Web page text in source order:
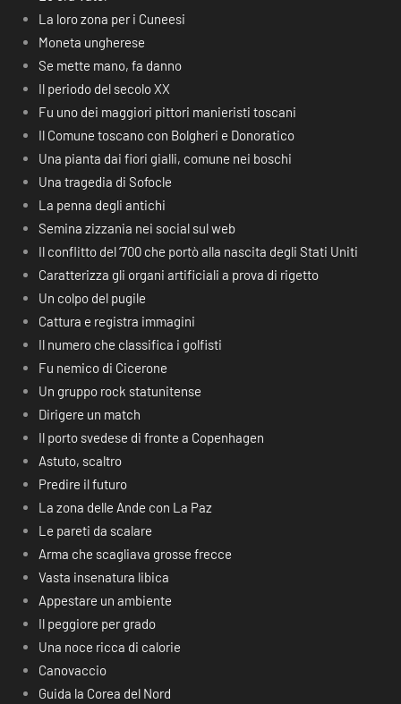
La loro zona per i Cuneesi
Moneta ungherese
Se mette mano, fa danno
Il periodo del secolo XX
Fu uno dei maggiori pittori manieristi toscani
Il Comune toscano con Bolgheri e Donoratico
Una pianta dai fiori gialli, comune nei boschi
Una tragedia di Sofocle
La penna degli antichi
Semina zizzania nei social sul web
Il conflitto del ‘700 che portò alla nascita degli Stati Uniti
Caratterizza gli organi artificiali a prova di rigetto
Un colpo del pugile
Cattura e registra immagini
Il numero che classifica i golfisti
Fu nemico di Cicerone
Un gruppo rock statunitense
Dirigere un match
Il porto svedese di fronte a Copenhagen
Astuto, scaltro
Predire il futuro
La zona delle Ande con La Paz
Le pareti da scalare
Arma che scagliava grosse frecce
Vasta insenatura libica
Appestare un ambiente
Il peggiore per grado
Una noce ricca di calorie
Canovaccio
Guida la Corea del Nord